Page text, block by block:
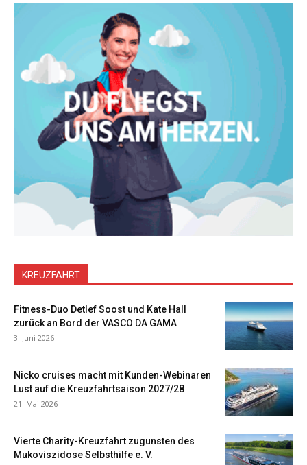
KREUZFAHRT
Fitness-Duo Detlef Soost und Kate Hall
zurück an Bord der VASCO DA GAMA
3. Juni 2026
Nicko cruises macht mit Kunden-Webinaren
Lust auf die Kreuzfahrtsaison 2027/28
21. Mai 2026
Vierte Charity-Kreuzfahrt zugunsten des
Mukoviszidose Selbsthilfe e. V.